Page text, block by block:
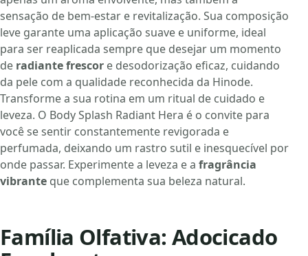
sensação de bem-estar e revitalização. Sua composição
leve garante uma aplicação suave e uniforme, ideal
para ser reaplicada sempre que desejar um momento
de radiante frescor e desodorização eficaz, cuidando
da pele com a qualidade reconhecida da Hinode.
Transforme a sua rotina em um ritual de cuidado e
leveza. O Body Splash Radiant Hera é o convite para
você se sentir constantemente revigorada e
perfumada, deixando um rastro sutil e inesquecível por
onde passar. Experimente a leveza e a fragrância
vibrante que complementa sua beleza natural.
Família Olfativa: Adocicado